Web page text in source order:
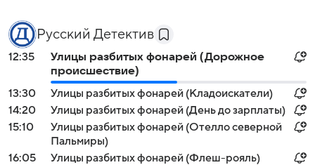
Русский Детектив
12:35
Улицы разбитых фонарей (Дорожное
происшествие)
13:30
Улицы разбитых фонарей (Кладоискатели)
14:20
Улицы разбитых фонарей (День до зарплаты)
15:10
Улицы разбитых фонарей (Отелло северной
Пальмиры)
16:05
Улицы разбитых фонарей (Флеш-рояль)